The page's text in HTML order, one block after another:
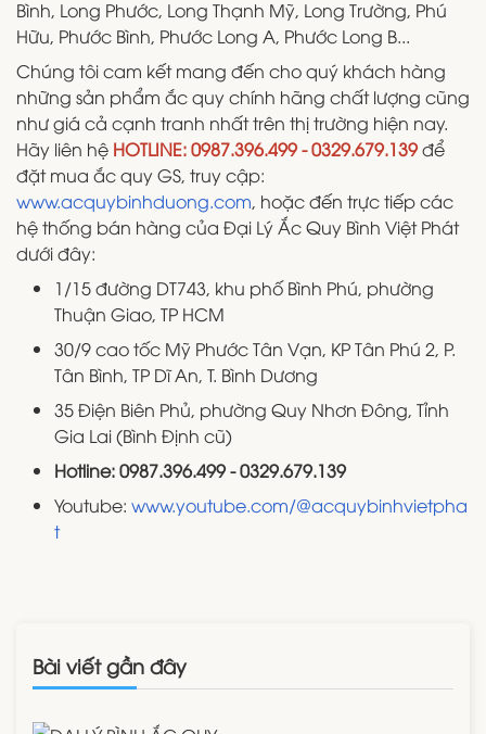
Bình, Long Phước, Long Thạnh Mỹ, Long Trường, Phú
Hữu, Phước Bình, Phước Long A, Phước Long B...
Chúng tôi cam kết mang đến cho quý khách hàng
những sản phẩm ắc quy chính hãng chất lượng cũng
như giá cả cạnh tranh nhất trên thị trường hiện nay.
Hãy liên hệ HOTLINE: 0987.396.499 - 0329.679.139để
đặt mua ắc quy GS, truy cập:
www.acquybinhduong.com, hoặc đến trực tiếp các
hệ thống bán hàng của Đại Lý Ắc Quy Bình Việt Phát
dưới đây:
1/15 đường DT743, khu phố Bình Phú, phường
Thuận Giao, TP HCM
30/9 cao tốc Mỹ Phước Tân Vạn, KP Tân Phú 2, P.
Tân Bình, TP Dĩ An, T. Bình Dương
35 Điện Biên Phủ, phường Quy Nhơn Đông, Tỉnh
Gia Lai (Bình Định cũ)
Hotline: 0987.396.499 - 0329.679.139
Youtube: www.youtube.com/@acquybinhvietpha
t
Bài viết gần đây